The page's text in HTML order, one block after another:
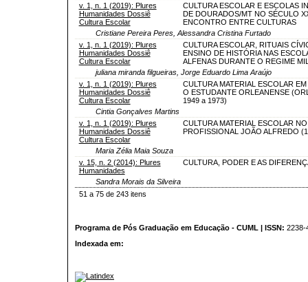
v. 1, n. 1 (2019): Plures
Humanidades Dossiê
Cultura Escolar
CULTURA ESCOLAR E ESCOLAS
DE DOURADOS/MT NO SÉCULO
ENCONTRO ENTRE CULTURAS
Cristiane Pereira Peres, Alessandra Cristina Furtado
v. 1, n. 1 (2019): Plures
Humanidades Dossiê
Cultura Escolar
CULTURA ESCOLAR, RITUAIS
ENSINO DE HISTÓRIA NAS
ALFENAS DURANTE O REGIME
juliana miranda filgueiras, Jorge Eduardo Lima Araújo
v. 1, n. 1 (2019): Plures
Humanidades Dossiê
Cultura Escolar
CULTURA MATERIAL ESCOLAR
O ESTUDANTE ORLEANENSE
1949 a 1973)
Cintia Gonçalves Martins
v. 1, n. 1 (2019): Plures
Humanidades Dossiê
Cultura Escolar
CULTURA MATERIAL ESCOLAR
PROFISSIONAL JOÃO ALFREDO
Maria Zélia Maia Souza
v. 15, n. 2 (2014): Plures
Humanidades
CULTURA, PODER E AS
Sandra Morais da Silveira
51 a 75 de 243 itens
Programa de Pós Graduação em Educação - CUML | ISSN: 2238-
Indexada em: